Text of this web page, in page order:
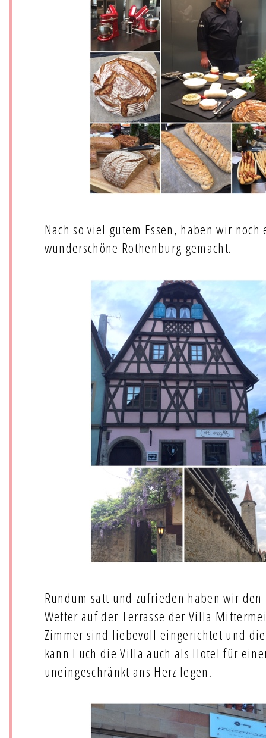
Nach so viel gutem Essen, haben wir
wunderschöne Rothenburg gemacht.
Rundum satt und zufrieden haben wir
Wetter auf der Terrasse der Villa
Zimmer sind liebevoll eingerichtet und
kann Euch die Villa auch als Hotel für
uneingeschränkt ans Herz legen.